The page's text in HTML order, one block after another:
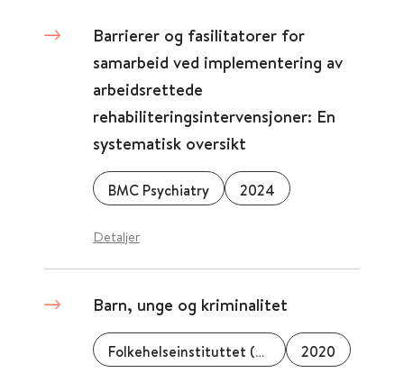
Barrierer og fasilitatorer for
samarbeid ved implementering av
arbeidsrettede
rehabiliteringsintervensjoner: En
systematisk oversikt
BMC Psychiatry 2024
Detaljer
Barn, unge og kriminalitet
Folkehelseinstituttet (FHI) 2020